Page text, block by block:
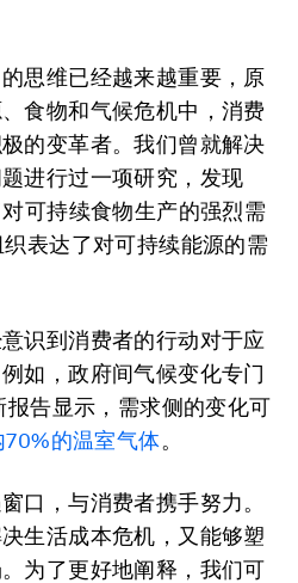
思维已经越来越重要，原
食物和气候危机中，消费
的变革者。我们曾就解决
进行过一项研究，发现
可持续食物生产的强烈需
表达了对可持续能源的需
识到消费者的行动对于应
如，政府间气候变化专门
告显示，需求侧的变化可
70%的温室气体。
口，与消费者携手努力。
生活成本危机，又能够塑
为了更好地阐释，我们可